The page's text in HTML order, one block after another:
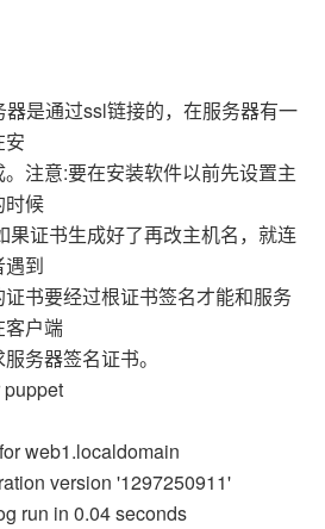
是通过ssl链接的，在服务器有一
安
注意:要在安装软件以前先设置主
时候
果证书生成好了再改主机名，就连
到
书要经过根证书签名才能和服务
客户端
务器签名证书。
puppet
web1.localdomain
version '1297250911'
run in 0.04 seconds